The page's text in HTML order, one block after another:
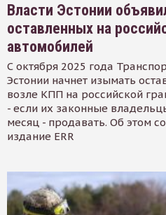
Власти Эстонии
оставленных на
автомобилей
С октября 2025 года
Эстонии начнет изымать
возле КПП на российской
- если их законные
месяц - продавать. Об этом
издание ERR